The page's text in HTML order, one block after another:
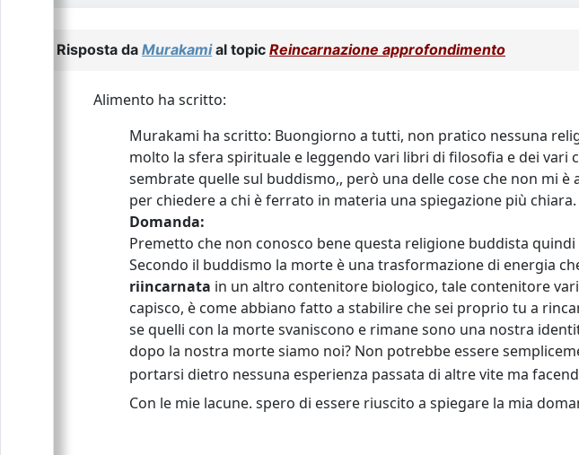
Risposta da Murakamial topic Reincarnazione approfondimento
Alimento ha scritto:
Murakami ha scritto: Buongiorno a tutti, non pratico nessuna
molto la sfera spirituale e leggendo vari libri di filosofia e dei
sembrate quelle sul buddismo,, però una delle cose che non mi
per chiedere a chi è ferrato in materia una spiegazione più chiara.
Domanda:
Premetto che non conosco bene questa religione buddista
Secondo il buddismo la morte è una trasformazione di energia
riincarnata in un altro contenitore biologico, tale contenitore
capisco, è come abbiano fatto a stabilire che sei proprio tu a
se quelli con la morte svaniscono e rimane sono una nostra
dopo la nostra morte siamo noi? Non potrebbe essere
portarsi dietro nessuna esperienza passata di altre vite ma
Con le mie lacune. spero di essere riuscito a spiegare la mia